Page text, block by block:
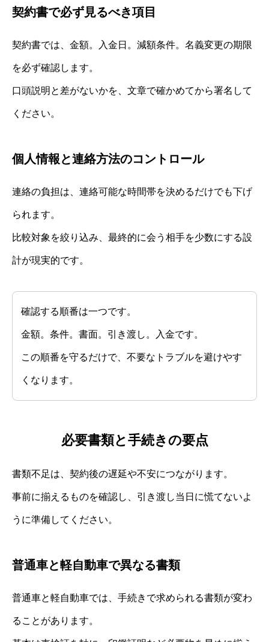
契約書で必ず見るべき項目
契約書では、金額。入金日。減額条件。名義変更の期限
を必ず確認します。
口頭説明と差がないかを、文章で確かめてから署名して
ください。
個人情報と連絡方法のコントロール
連絡の負担は、連絡可能な時間帯を決めるだけでも下げ
られます。
比較対象を絞り込み、最終的に会う相手を少数にする設
計が現実的です。
確認する順番は一つです。
金額。条件。書面。引き渡し。入金です。
この順番を守るだけで、不要なトラブルを避けやす
くなります。
必要書類と手続きの要点
書類不足は、契約後の遅延や不安につながります。
事前に揃えるものを確認し、引き渡し当日に慌てないよ
うに準備してください。
普通車と軽自動車で異なる書類
普通車と軽自動車では、手続きで求められる書類が変わ
ることがあります。